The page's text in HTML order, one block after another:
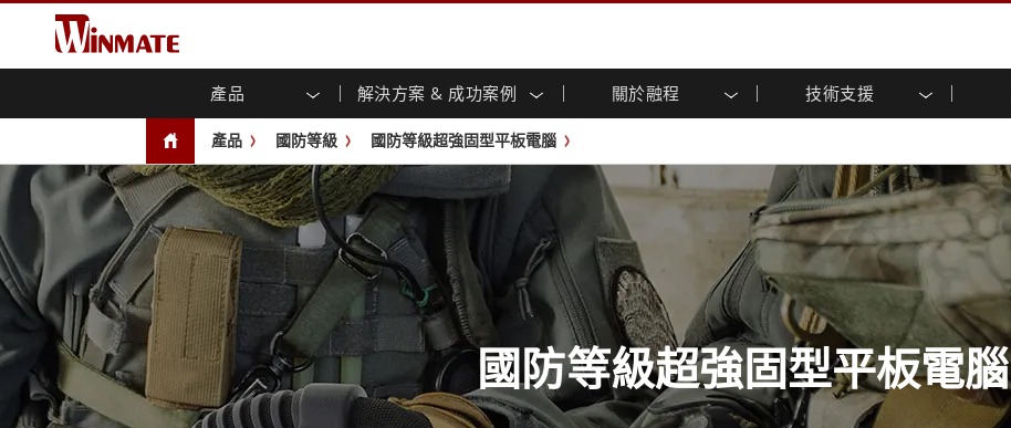
產品 解決方案 & 成功案例 關於融程 技術支援
企業移動通訊電腦
強固觸控筆記型電腦
強固型平板控制器
手持行動電腦
Windows強固型平板電腦
Android系統強固型平板電腦
超強固型平板電腦
無線電 PoC
邊緣運算人工智慧移動電腦
工業顯示器
多點觸控 (投射電
開放式架構
機箱式
面板安裝
前面板IP65
PoE觸控
USB Type-C
不銹鋼系列
戶外顯示器
G-WIN系列 / IP67
後置安裝
工業防爆等级
機架安裝
長條形顯示器
OSD 控制器
人機介面 (投射電容觸控)
工業電腦 (投射電容觸控)
工業電腦 (電阻觸控)
不銹鋼系列
G-WIN系列 / IP67設計
防爆等级
長條形數位電子看板
邊緣運算人工智慧工業電腦
車載電腦
Windows車載電腦
嵌入式解決方案
嵌入式電腦 / IP65 防水強固型電腦
醫管等級
醫管等級強固型平板電腦
強固型機器人控制器 人工智慧就緒
農業機械解決方案
交通運輸解決方案 食品藥廠解決方案
公共安全解決方案
工業物聯網解決方案 倉儲物流解決方案
基礎建設解決方案
智慧型機器人系統解決方案 衛生保健解決方案
自助服務亭解決方案
政府解决方案 重工業解決方案
智慧充電站解决方案
成功案例
關於融程 投資人專區
保證聲明 下載專區
行銷入口網站
文件共享
最新產品 新聞與活動
展會活動
Youtube頻道 虛擬實境展會
核心技術
部落格
產品 國防等級 國防等級超強固型平板電腦
國防等級超強固型平板電腦